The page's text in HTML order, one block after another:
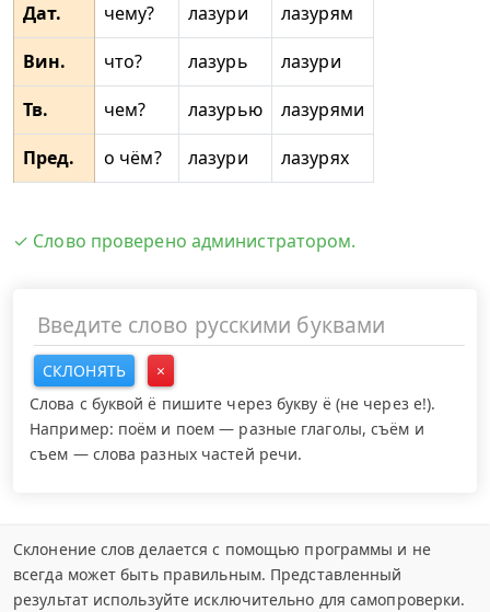
Дат.
чему? лазури
лазурям
Вин.
что? лазурь
лазури
Тв.
чем? лазурью
лазурями
Пред.
о чём? лазури лазурях
✓ Слово проверено администратором.
СКЛОНЯТЬ
×
Слова с буквой ё пишите через букву ё (не через е!).
Например: поём и поем — разные глаголы, съём и
съем — слова разных частей речи.
Склонение слов делается с помощью программы и не
всегда может быть правильным. Представленный
результат используйте исключительно для самопроверки.